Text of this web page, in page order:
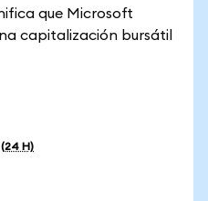
que Microsoft
capitalización bursátil
(24 H)